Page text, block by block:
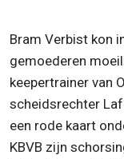
Bram Verbist kon
gemoederen
keepertrainer van
scheidsrechter
een rode kaart
KBVB zijn